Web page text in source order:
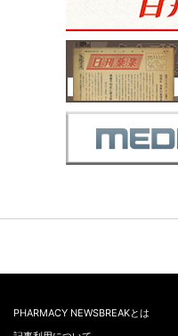
PHARMACY NEWSBREAKとは